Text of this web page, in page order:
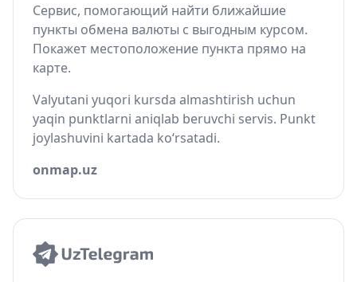
Сервис, помогающий найти ближайшие
пункты обмена валюты с выгодным курсом.
Покажет местоположение пункта прямо на
карте.
Valyutani yuqori kursda almashtirish uchun
yaqin punktlarni aniqlab beruvchi servis. Punkt
joylashuvini kartada ko‘rsatadi.
onmap.uz